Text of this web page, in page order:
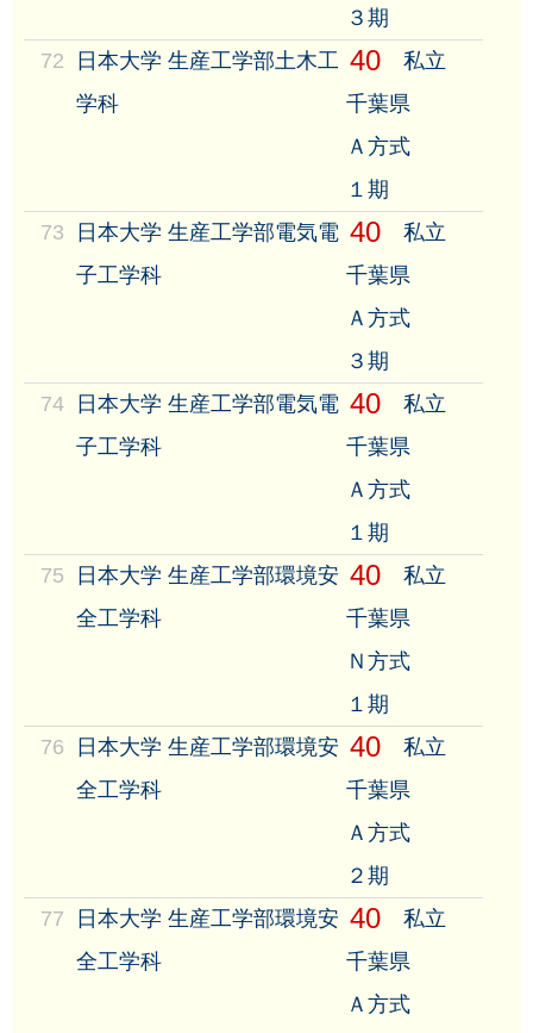
３期
72
日本大学 生産工学部土木工
学科
40
私立
千葉県
Ａ方式
１期
73
日本大学 生産工学部電気電
子工学科
40
私立
千葉県
Ａ方式
３期
74
日本大学 生産工学部電気電
子工学科
40
私立
千葉県
Ａ方式
１期
75
日本大学 生産工学部環境安
全工学科
40
私立
千葉県
Ｎ方式
１期
76
日本大学 生産工学部環境安
全工学科
40
私立
千葉県
Ａ方式
２期
77
日本大学 生産工学部環境安
全工学科
40
私立
千葉県
Ａ方式